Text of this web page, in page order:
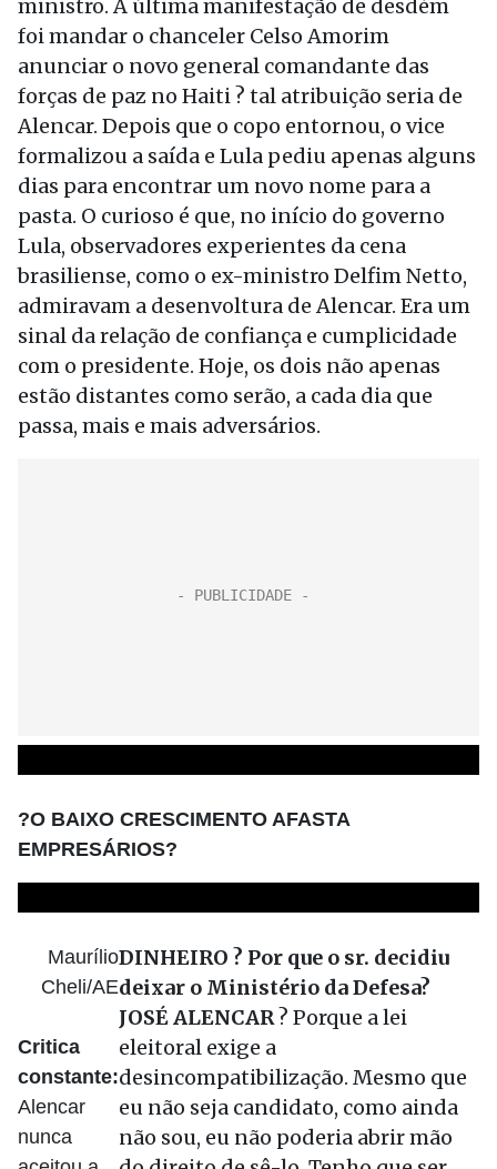
ministro. A última manifestação de desdém
foi mandar o chanceler Celso Amorim
anunciar o novo general comandante das
forças de paz no Haiti ? tal atribuição seria de
Alencar. Depois que o copo entornou, o vice
formalizou a saída e Lula pediu apenas alguns
dias para encontrar um novo nome para a
pasta. O curioso é que, no início do governo
Lula, observadores experientes da cena
brasiliense, como o ex-ministro Delfim Netto,
admiravam a desenvoltura de Alencar. Era um
sinal da relação de confiança e cumplicidade
com o presidente. Hoje, os dois não apenas
estão distantes como serão, a cada dia que
passa, mais e mais adversários.
?O BAIXO CRESCIMENTO AFASTA
EMPRESÁRIOS?
Maurílio
Cheli/AE
Critica
constante:
Alencar
nunca
DINHEIRO ? Por que o sr. decidiu
deixar o Ministério da Defesa?
JOSÉ ALENCAR? Porque a lei
eleitoral exige a
desincompatibilização. Mesmo que
eu não seja candidato, como ainda
não sou, eu não poderia abrir mão